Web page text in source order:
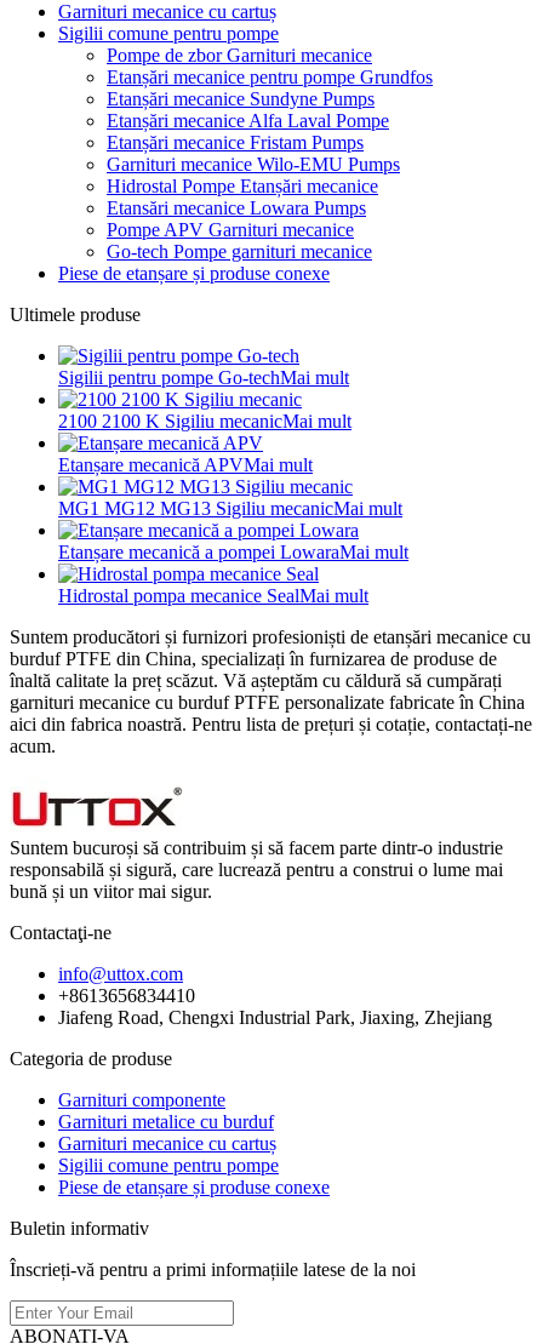
Garnituri mecanice cu cartuș
Sigilii comune pentru pompe
Pompe de zbor Garnituri mecanice
Etanșări mecanice pentru pompe Grundfos
Etanșări mecanice Sundyne Pumps
Etanșări mecanice Alfa Laval Pompe
Etanșări mecanice Fristam Pumps
Garnituri mecanice Wilo-EMU Pumps
Hidrostal Pompe Etanșări mecanice
Etansări mecanice Lowara Pumps
Pompe APV Garnituri mecanice
Go-tech Pompe garnituri mecanice
Piese de etanșare și produse conexe
Ultimele produse
Sigilii pentru pompe Go-techMai mult
2100 2100 K Sigiliu mecanicMai mult
Etanșare mecanică APVMai mult
MG1 MG12 MG13 Sigiliu mecanicMai mult
Etanșare mecanică a pompei LowaraMai mult
Hidrostal pompa mecanice SealMai mult
Suntem producători și furnizori profesioniști de etanșări mecanice cu
burduf PTFE din China, specializați în furnizarea de produse de
înaltă calitate la preț scăzut. Vă așteptăm cu căldură să cumpărați
garnituri mecanice cu burduf PTFE personalizate fabricate în China
aici din fabrica noastră. Pentru lista de prețuri și cotație, contactați-ne
acum.
Suntem bucuroși să contribuim și să facem parte dintr-o industrie
responsabilă și sigură, care lucrează pentru a construi o lume mai
bună și un viitor mai sigur.
Contactaţi-ne
info@uttox.com
+8613656834410
Jiafeng Road, Chengxi Industrial Park, Jiaxing, Zhejiang
Categoria de produse
Garnituri componente
Garnituri metalice cu burduf
Garnituri mecanice cu cartuș
Sigilii comune pentru pompe
Piese de etanșare și produse conexe
Buletin informativ
Înscrieți-vă pentru a primi informațiile latese de la noi
ABONATI-VA